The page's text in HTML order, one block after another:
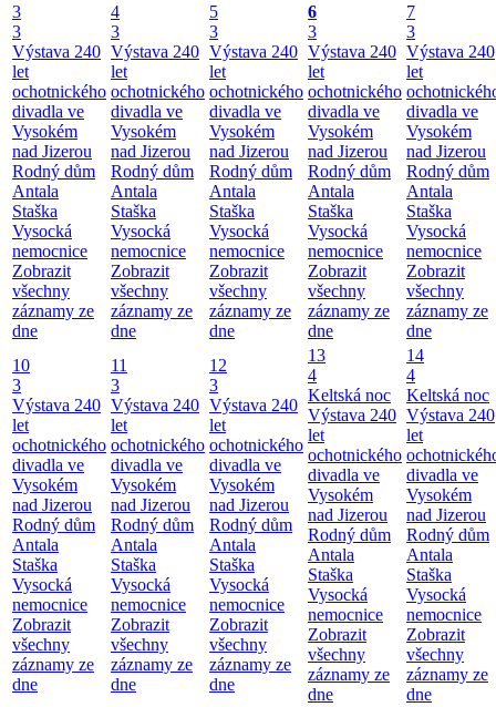
3
3
Výstava 240
let
ochotnického
divadla ve
Vysokém
nad Jizerou
Rodný dům
Antala
Staška
Vysocká
nemocnice
Zobrazit
všechny
záznamy ze
dne
4
3
Výstava 240
let
ochotnického
divadla ve
Vysokém
nad Jizerou
Rodný dům
Antala
Staška
Vysocká
nemocnice
Zobrazit
všechny
záznamy ze
dne
5
3
Výstava 240
let
ochotnického
divadla ve
Vysokém
nad Jizerou
Rodný dům
Antala
Staška
Vysocká
nemocnice
Zobrazit
všechny
záznamy ze
dne
6
3
Výstava 240
let
ochotnického
divadla ve
Vysokém
nad Jizerou
Rodný dům
Antala
Staška
Vysocká
nemocnice
Zobrazit
všechny
záznamy ze
dne
7
3
Výstava 240
let
divadla ve
Vysokém
nad Jizerou
Rodný dům
Antala
Staška
Vysocká
nemocnice
Zobrazit
všechny
záznamy ze
dne
10
3
Výstava 240
let
ochotnického
divadla ve
Vysokém
nad Jizerou
Rodný dům
Antala
Staška
Vysocká
nemocnice
Zobrazit
všechny
záznamy ze
dne
11
3
Výstava 240
let
ochotnického
divadla ve
Vysokém
nad Jizerou
Rodný dům
Antala
Staška
Vysocká
nemocnice
Zobrazit
všechny
záznamy ze
dne
12
3
Výstava 240
let
ochotnického
divadla ve
Vysokém
nad Jizerou
Rodný dům
Antala
Staška
Vysocká
nemocnice
Zobrazit
všechny
záznamy ze
dne
13
4
Keltská noc
Výstava 240
let
ochotnického
divadla ve
Vysokém
nad Jizerou
Rodný dům
Antala
Staška
Vysocká
nemocnice
Zobrazit
všechny
záznamy ze
dne
14
4
Keltská noc
Výstava 240
let
divadla ve
Vysokém
nad Jizerou
Rodný dům
Antala
Staška
Vysocká
nemocnice
Zobrazit
všechny
záznamy ze
dne